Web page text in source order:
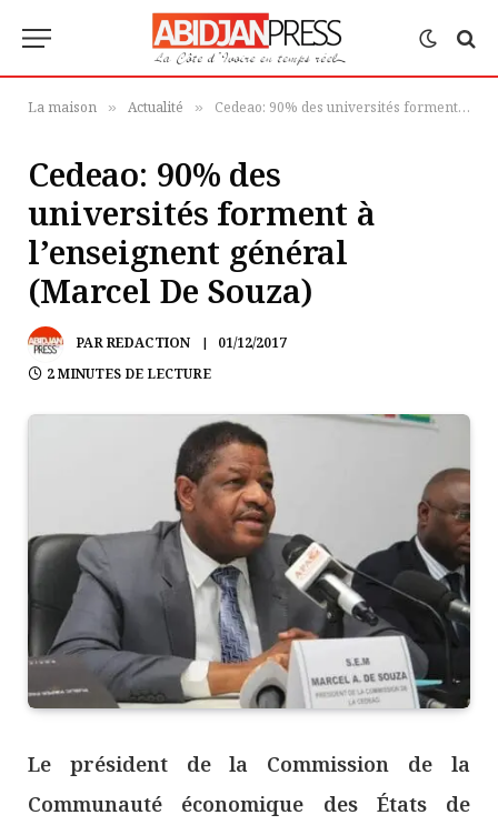
La maison » Actualité » Cedeao: 90% des universités forment à l’enseignent général (Marcel De Souza)
Cedeao: 90% des
universités forment à
l’enseignent général
(Marcel De Souza)
PARREDACTION
01/12/2017
2 MINUTES DE LECTURE
Le président de la Commission de la
Communauté économique des États de